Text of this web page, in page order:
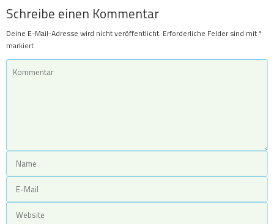
Schreibe einen Kommentar
Deine E-Mail-Adresse wird nicht veröffentlicht. Erforderliche Felder sind mit*
markiert